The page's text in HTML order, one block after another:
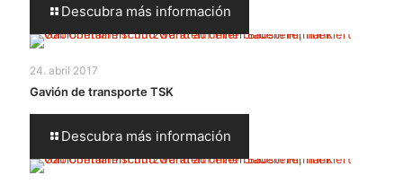
Descubra más información
24. abril 2017
Gavión de transporte TSK
Descubra más información